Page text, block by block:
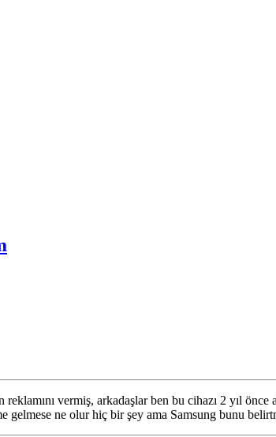
vermiş, arkadaşlar ben bu cihazı 2 yıl
gelmese ne olur hiç bir şey ama Samsung bunu